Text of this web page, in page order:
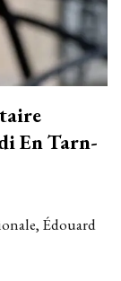
En Tarn-
Édouard